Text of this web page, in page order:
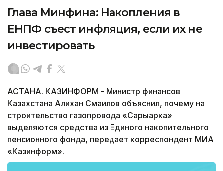
Глава Минфина: Накопления в
ЕНПФ съест инфляция, если их не
инвестировать
АСТАНА. КАЗИНФОРМ - Министр финансов
Казахстана Алихан Смаилов объяснил, почему на
строительство газопровода «Сарыарка»
выделяются средства из Единого накопительного
пенсионного фонда, передает корреспондент МИА
«Казинформ».